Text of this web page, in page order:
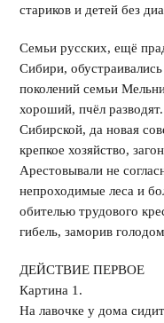
стариков и детей без
Семьи русских, ещё
Сибири,
поколений семьи
хороший, пчёл
Сибирской, да новая
крепкое хозяйство,
Арестовывали не
непроходимые леса и
обителью трудового
гибель, заморив
ДЕЙСТВИЕ ПЕРВОЕ
Картина 1.
На лавочке у дома